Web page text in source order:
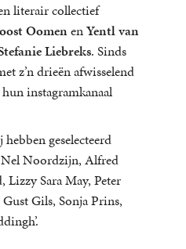
literair collectief
OomenenYentl van
Liebreks. Sinds
z’n drieën afwisselend
instagramkanaal
geselecteerd
Nel Noordzijn, Alfred
Lizzy Sara May, Peter
Gils, Sonja Prins,